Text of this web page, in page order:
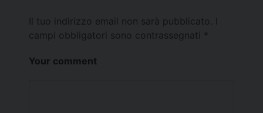
Il tuo indirizzo email non sarà pubblicato.
campi obbligatori sono contrassegnati *
Your comment